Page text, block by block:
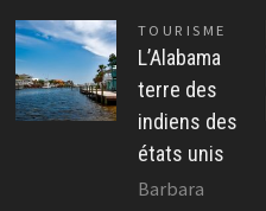
TOURISME
L’Alabama
terre des
indiens des
états unis
Barbara